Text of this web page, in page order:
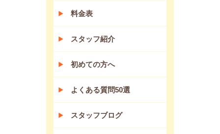
料金表
スタッフ紹介
初めての方へ
よくある質問50選
スタッフブログ